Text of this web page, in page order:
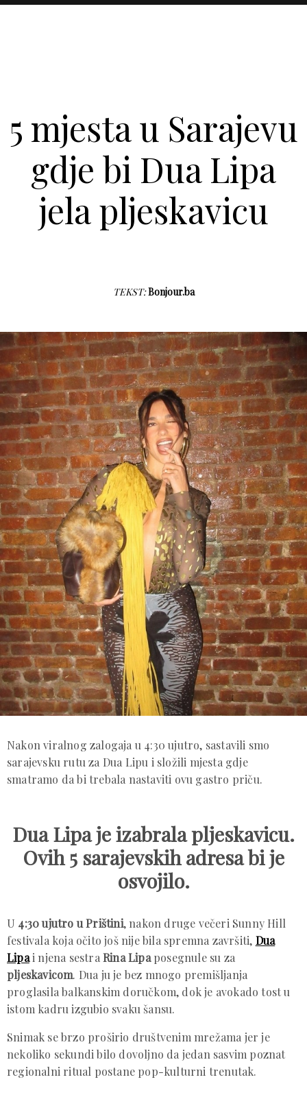
5 mjesta u Sarajevu
gdje bi Dua Lipa
jela pljeskavicu
TEKST:Bonjour.ba
Nakon viralnog zalogaja u 4:30 ujutro, sastavili smo
sarajevsku rutu za Dua Lipu i složili mjesta gdje
smatramo da bi trebala nastaviti ovu gastro priču.
Dua Lipa je izabrala pljeskavicu.
Ovih 5 sarajevskih adresa bi je
osvojilo.
U 4:30 ujutro u Prištini, nakon druge večeri Sunny Hill
festivala koja očito još nije bila spremna završiti, Dua
Lipai njena sestraRina Lipaposegnule su za
pljeskavicom. Dua ju je bez mnogo premišljanja
proglasila balkanskim doručkom, dok je avokado tost u
istom kadru izgubio svaku šansu.
Snimak se brzo proširio društvenim mrežama jer je
nekoliko sekundi bilo dovoljno da jedan sasvim poznat
regionalni ritual postane pop-kulturni trenutak.